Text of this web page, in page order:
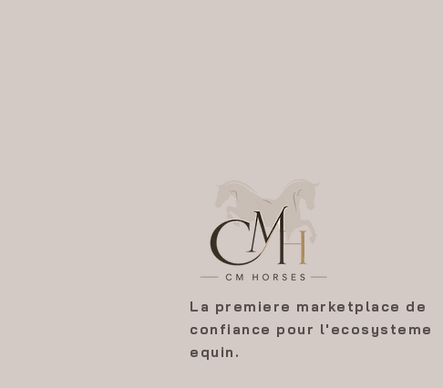
La premiere marketplace de
confiance pour l'ecosysteme
equin.